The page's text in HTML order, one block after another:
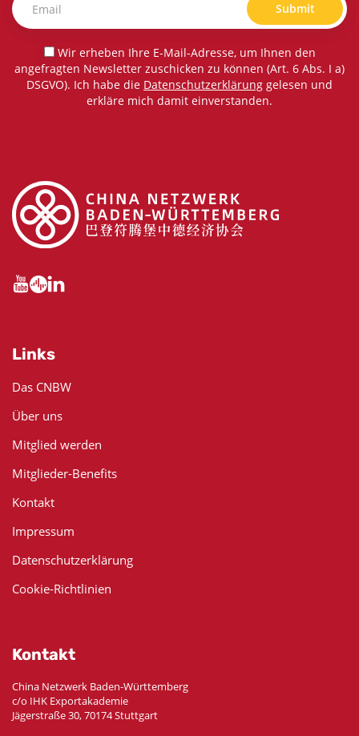
Submit
Wir erheben Ihre E-Mail-Adresse, um Ihnen den
angefragten Newsletter zuschicken zu können (Art. 6 Abs. I a)
DSGVO). Ich habe die Datenschutzerklärung gelesen und
erkläre mich damit einverstanden.
Links
Das CNBW
Über uns
Mitglied werden
Mitglieder-Benefits
Kontakt
Impressum
Datenschutzerklärung
Cookie-Richtlinien
Kontakt
China Netzwerk Baden-Württemberg
c/o IHK Exportakademie
Jägerstraße 30, 70174 Stuttgart